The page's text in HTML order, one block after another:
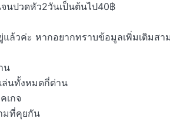
นปวดหัว2วันเป็นต้นไป40฿
แล้วค่ะ หากอยากทราบข้อมูลเพิ่มเติมส
น
ล่นทั้งหมดกี่ด่าน
เกจ
มที่คุยกัน